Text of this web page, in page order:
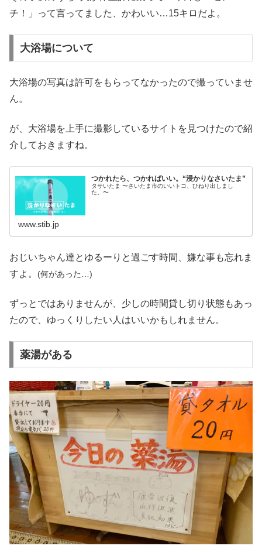
チ！」って言ってました、かわいい…15キロだよ。
大浴場について
大浴場の写真は許可をもらってなかったので撮っていませ
ん。
が、大浴場を上手に撮影しているサイトを見つけたので紹
介しておきますね。
つかれたら、つかればいい。“浸かりなさいたま”
タサいたま 〜さいたま市のいいトコ、ひねり出しまし
た。〜
www.stib.jp
おじいちゃん達とゆるーりと過ごす時間、嫌な事も忘れま
すよ。 (何があった…)
ずっとではありませんが、少しの時間貸し切り状態もあっ
たので、ゆっくりしたい人はいいかもしれません。
薬湯がある